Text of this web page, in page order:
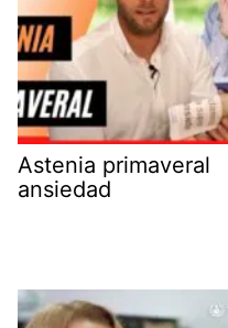
Astenia primaveral
ansiedad